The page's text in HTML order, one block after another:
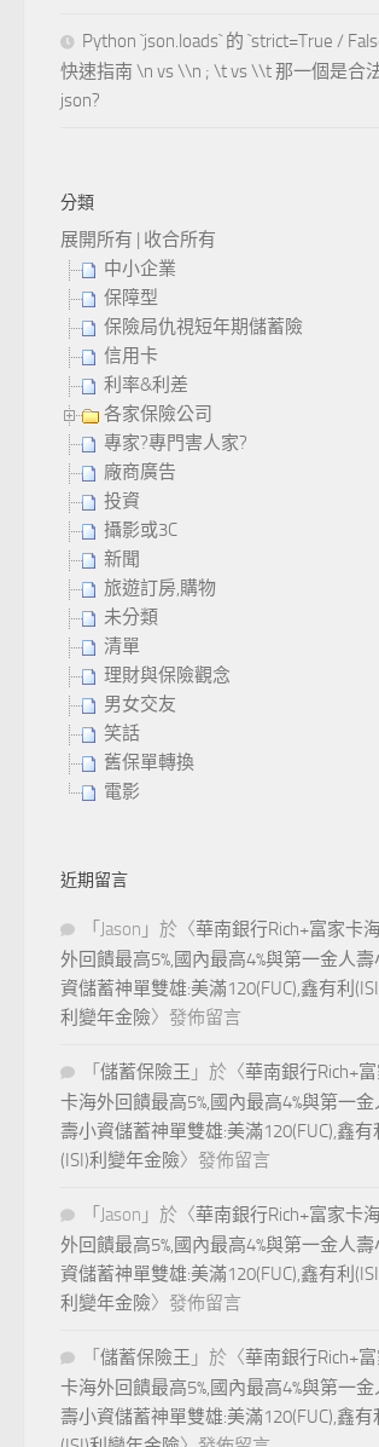
Python `json.loads` 的 `strict=True /
快速指南 \n vs \\n ; \t vs \\t 那一個是合
json?
分類
展開所有 | 收合所有
中小企業
保障型
保險局仇視短年期儲蓄險
信用卡
利率&利差
各家保險公司
專家?專門害人家?
廠商廣告
投資
攝影或3C
新聞
旅遊訂房,購物
未分類
清單
理財與保險觀念
男女交友
笑話
舊保單轉換
電影
近期留言
「 Jason 」於〈華南銀行Rich+富家卡
外回饋最高5%,國內最高4%與第一金人壽
資儲蓄神單雙雄:美滿120(FUC),鑫有利
利變年金險〉發佈留言
「 儲蓄保險王 」於〈華南銀行Rich+
卡海外回饋最高5%,國內最高4%與第一金
壽小資儲蓄神單雙雄:美滿120(FUC),鑫有
(ISI)利變年金險〉發佈留言
「 Jason 」於〈華南銀行Rich+富家卡
外回饋最高5%,國內最高4%與第一金人壽
資儲蓄神單雙雄:美滿120(FUC),鑫有利
利變年金險〉發佈留言
「 儲蓄保險王 」於〈華南銀行Rich+
卡海外回饋最高5%,國內最高4%與第一金
壽小資儲蓄神單雙雄:美滿120(FUC),鑫有